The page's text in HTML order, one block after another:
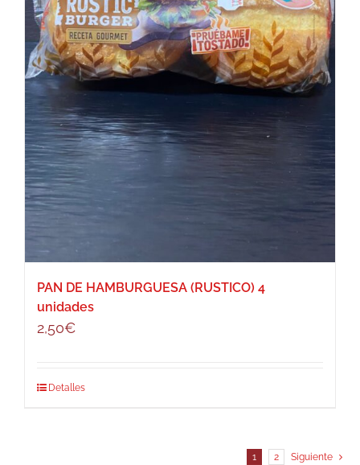
PAN DE HAMBURGUESA (RUSTICO) 4
unidades
2,50€
Detalles
1 2 Siguiente